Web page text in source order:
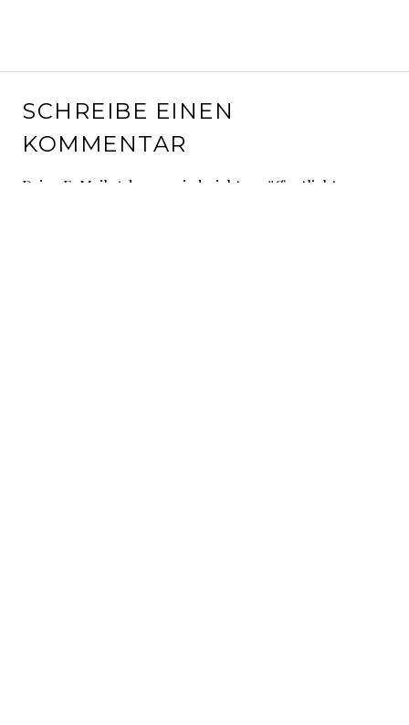
SCHREIBE EINEN
KOMMENTAR
Deine E-Mail-Adresse wird nicht veröffentlicht.